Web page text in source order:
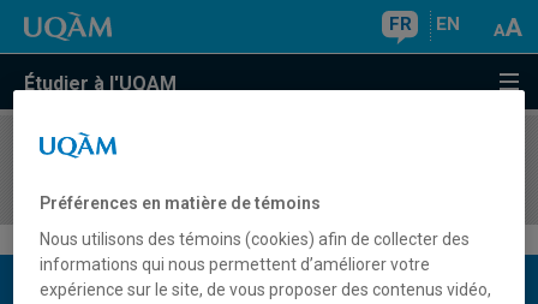
FR EN
Étudier à l'UQAM
COURS//
Description du cours
Préférences en matière de témoins
Nous utilisons des témoins (cookies) afin de collecter des
informations qui nous permettent d’améliorer votre
expérience sur le site, de vous proposer des contenus vidéo,